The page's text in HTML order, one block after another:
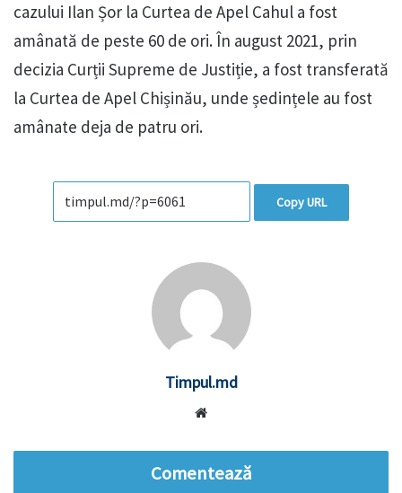
cazului Ilan Șor la Curtea de Apel Cahul a fost
amânată de peste 60 de ori. În august 2021, prin
decizia Curții Supreme de Justiție, a fost transferată
la Curtea de Apel Chișinău, unde ședințele au fost
amânate deja de patru ori.
Copy URL
Timpul.md
Comentează